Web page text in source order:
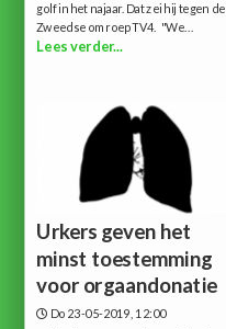
golf in het najaar. Dat zei hij tegen de
Zweedse omroep TV4. "We...
Lees verder...
Urkers geven het
minst toestemming
voor orgaandonatie
Do 23-05-2019, 12:00